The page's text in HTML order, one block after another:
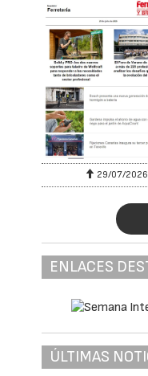
29/07/2026
ENLACES
ÚLTIMAS